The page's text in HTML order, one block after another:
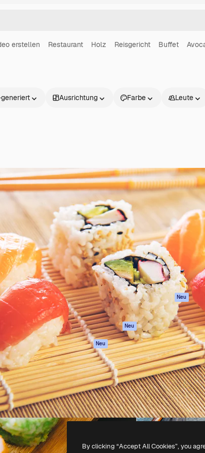
erstellen Restaurant Holz Reisgericht Buffet
Ausrichtung Farbe Leute
deine beste
Mehr als 1 Million
Unternehmen,
Produkte
Spaces
KI-Assistent
KI-Bildgenerator
KI-Videogenerator
KI-
Stimmengenerator
Stock-Inhalte
MCP für
Claude/ChatGPT
Neu
Agenten Neu
API
Mobile App
Alle Magnific-Tools
Loslegen
Academy
Dokumentation
Support
AGB
Originale
Neu
Cookie-Richtlinie
Partner
Unternehmen
Company S.L.U.Alle Rechte vorbehalten.
By clicking “Accept All Cookies”, you